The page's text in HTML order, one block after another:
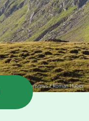
© Ötztal Tourismus / Roman Huber